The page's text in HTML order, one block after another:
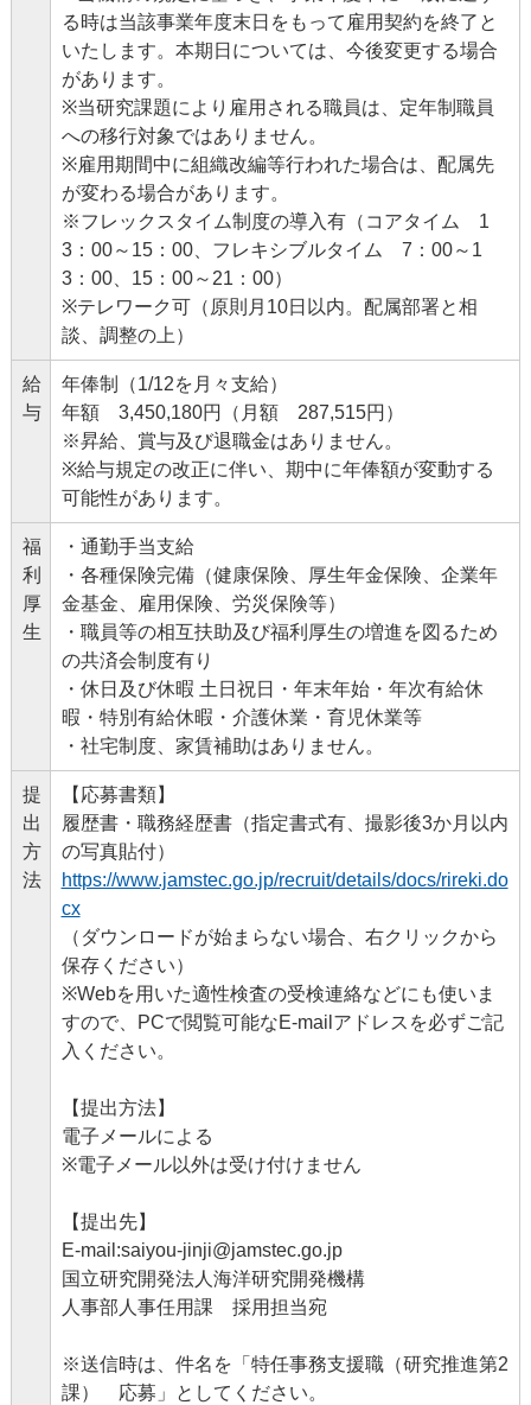
る時は当該事業年度末日をもって雇用契約を終了と
いたします。本期日については、今後変更する場合
があります。
※当研究課題により雇用される職員は、定年制職員
への移行対象ではありません。
※雇用期間中に組織改編等行われた場合は、配属先
が変わる場合があります。
※フレックスタイム制度の導入有（コアタイム 1
3：00～15：00、フレキシブルタイム 7：00～1
3：00、15：00～21：00）
※テレワーク可（原則月10日以内。配属部署と相
談、調整の上）
給
与
年俸制（1/12を月々支給）
年額 3,450,180円（月額 287,515円）
※昇給、賞与及び退職金はありません。
※給与規定の改正に伴い、期中に年俸額が変動する
可能性があります。
福
利
厚
生
・通勤手当支給
・各種保険完備（健康保険、厚生年金保険、企業年
金基金、雇用保険、労災保険等）
・職員等の相互扶助及び福利厚生の増進を図るため
の共済会制度有り
・休日及び休暇 土日祝日・年末年始・年次有給休
暇・特別有給休暇・介護休業・育児休業等
・社宅制度、家賃補助はありません。
提
出
方
法
【応募書類】
履歴書・職務経歴書（指定書式有、撮影後3か月以内
の写真貼付）
https://www.jamstec.go.jp/recruit/details/docs/rireki.do
cx
（ダウンロードが始まらない場合、右クリックから
保存ください）
※Webを用いた適性検査の受検連絡などにも使いま
すので、PCで閲覧可能なE-mailアドレスを必ずご記
入ください。
【提出方法】
電子メールによる
※電子メール以外は受け付けません
【提出先】
E-mail:saiyou-jinji@jamstec.go.jp
国立研究開発法人海洋研究開発機構
人事部人事任用課 採用担当宛
※送信時は、件名を「特任事務支援職（研究推進第2
課） 応募」としてください。